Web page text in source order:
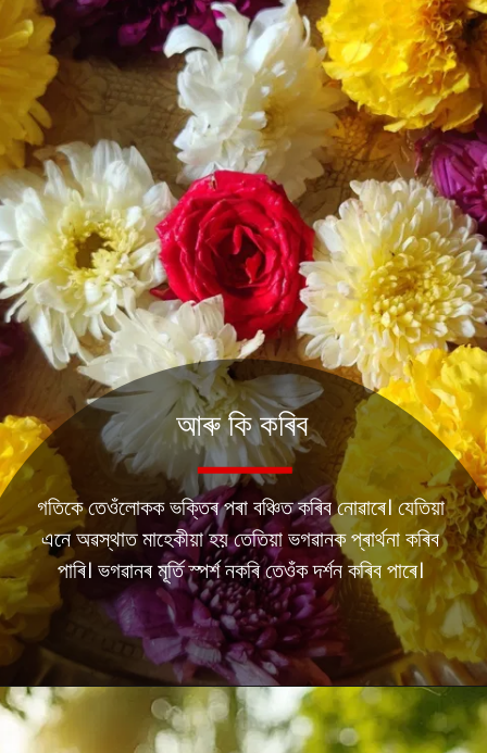
গতিকে তেওঁলোকক ভক্তিৰ পৰা বঞ্চিত কৰিব নোৱাৰে। যেতিয়া
এনে অৱস্থাত মাহেকীয়া হয় তেতিয়া ভগৱানক প্ৰাৰ্থনা কৰিব
পাৰি। ভগৱানৰ মূৰ্তি স্পৰ্শ নকৰি তেওঁক দৰ্শন কৰিব পাৰে।
আৰু কি কৰিব